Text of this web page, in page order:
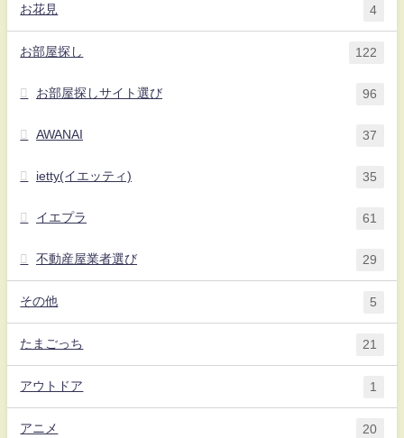
お花見 4
お部屋探し 122
お部屋探しサイト選び 96
AWANAI 37
ietty(イエッティ) 35
イエプラ 61
不動産屋業者選び 29
その他 5
たまごっち 21
アウトドア 1
アニメ 20